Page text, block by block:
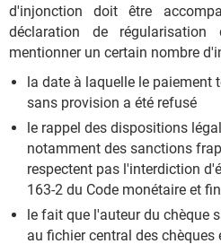
d'injonction doit être
déclaration de
mentionner un certain nombre
la date à laquelle le paiement
sans provision a été refusé
le rappel des dispositions
notamment des sanctions
respectent pas l'interdiction
163-2 du Code monétaire et
le fait que l'auteur du chèque
au fichier central des